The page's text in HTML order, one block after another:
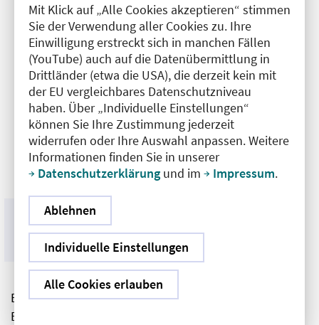
Mit Klick auf „Alle Cookies akzeptieren“ stimmen
Sie der Verwendung aller Cookies zu. Ihre
Einwilligung erstreckt sich in manchen Fällen
(YouTube) auch auf die Datenübermittlung in
Drittländer (etwa die USA), die derzeit kein mit
der EU vergleichbares Datenschutzniveau
haben. Über „Individuelle Einstellungen“
können Sie Ihre Zustimmung jederzeit
widerrufen oder Ihre Auswahl anpassen. Weitere
Informationen finden Sie in unserer
Datenschutzerklärung und im Impressum.
Ablehnen
Individuelle Einstellungen
Alle Cookies erlauben
Entkriminalisierung des Schwangerschaftsabbruchs, warnte
jedoch davor, in einen rechtsfreien Raum zu geraten.
Ein zentraler Punkt der Debatte war die
Beratungspflicht: Markus Haist von der